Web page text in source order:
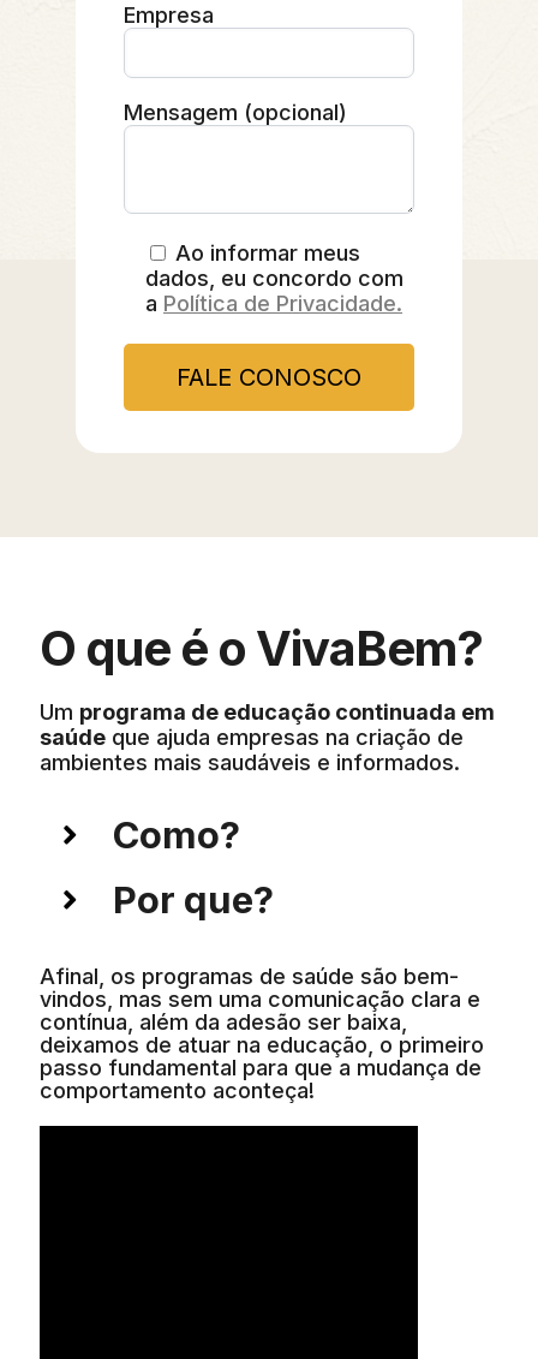
Empresa
Mensagem (opcional)
Ao informar meus
dados, eu concordo com
a Política de Privacidade.
O que é o VivaBem?
Um programa de educação continuada em
saúde que ajuda empresas na criação de
ambientes mais saudáveis e informados.
Como?
Por que?
Afinal, os programas de saúde são bem-
vindos, mas sem uma comunicação clara e
contínua, além da adesão ser baixa,
deixamos de atuar na educação, o primeiro
passo fundamental para que a mudança de
comportamento aconteça!